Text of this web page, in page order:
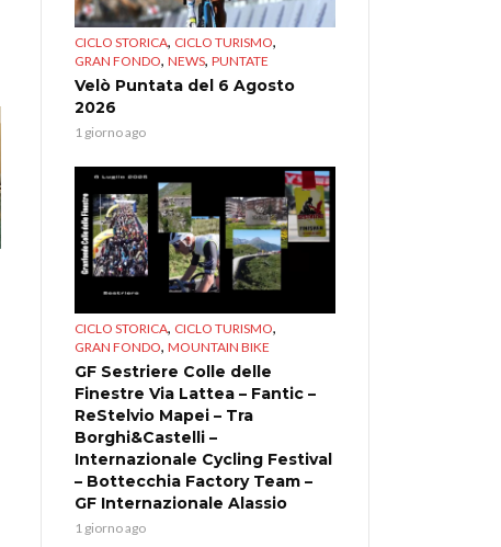
CICLO STORICA, CICLO TURISMO,
GRAN FONDO, NEWS, PUNTATE
Velò Puntata del 6 Agosto
2026
1 giorno ago
CICLO STORICA, CICLO TURISMO,
GRAN FONDO, MOUNTAIN BIKE
GF Sestriere Colle delle
Finestre Via Lattea – Fantic –
ReStelvio Mapei – Tra
Borghi&Castelli –
Internazionale Cycling Festival
– Bottecchia Factory Team –
GF Internazionale Alassio
1 giorno ago